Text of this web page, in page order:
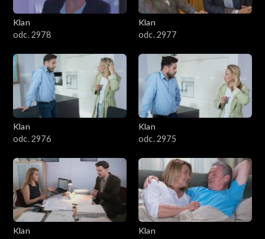
601–700
501–600
401–500
301–400
201–300
101–200
1–100
Klan
odc. 2978
Klan
odc. 2977
Klan
odc. 2976
Klan
odc. 2975
Klan
Klan